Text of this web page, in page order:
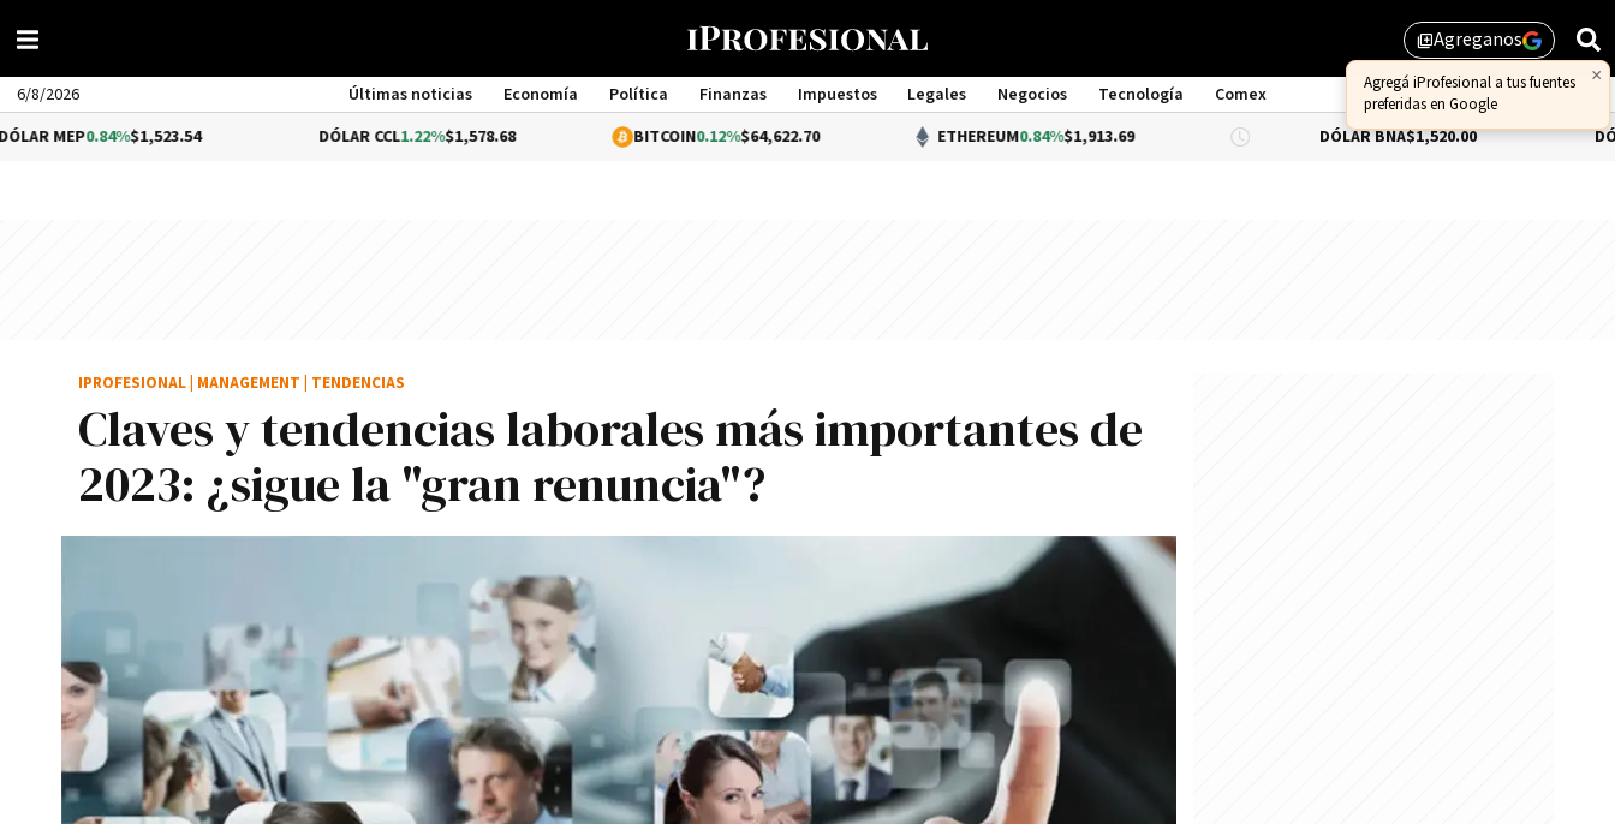
library_addAgreganos
6/8/2026 Últimas noticias Economía Política Finanzas Impuestos Legales Negocios Tecnología
Comex
Management
$1,523.54 1.22%$1,578.68 0.12%$64,622.70 0.84%$1,913.69 DÓLAR BNA $1,520.00 DÓLAR BLUE-
Claves y tendencias laborales más importantes de
2023: ¿sigue la "gran renuncia"?
IPROFESIONAL MANAGEMENT TENDENCIAS